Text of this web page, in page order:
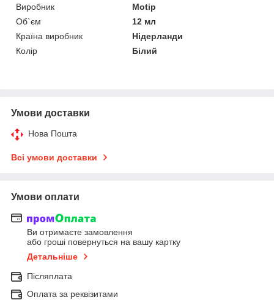
Виробник
Motip
Об`єм
12 мл
Країна виробник
Нідерланди
Колір
Білий
Умови доставки
Нова Пошта
Всі умови доставки
Умови оплати
Ви отримаєте замовлення
або гроші повернуться на вашу картку
Детальніше
Післяплата
Оплата за реквізитами